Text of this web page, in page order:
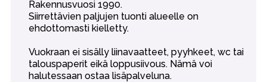
Rakennusvuosi 1990.
Siirrettävien paljujen tuonti alueelle on
ehdottomasti kielletty.
Vuokraan ei sisälly liinavaatteet, pyyhkeet, wc tai
talouspaperit eikä loppusiivous. Nämä voi
halutessaan ostaa lisäpalveluna.